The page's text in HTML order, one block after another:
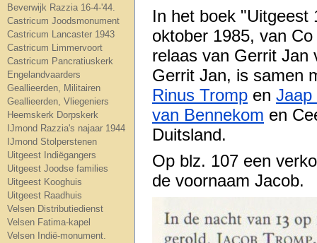
Beverwijk Razzia 16-4-'44.
Castricum Joodsmonument
Castricum Lancaster 1943
Castricum Limmervoort
Castricum Pancratiuskerk
Engelandvaarders
Geallieerden, Militairen
Geallieerden, Vliegeniers
Heemskerk Dorpskerk
IJmond Razzia's najaar 1944
IJmond Stolperstenen
Uitgeest Indiëgangers
Uitgeest Joodse families
Uitgeest Kooghuis
Uitgeest Raadhuis
Velsen Distributiedienst
Velsen Fatima-kapel
Velsen Indië-monument.
In het boek "Uitgeest
oktober 1985, van
relaas van Gerrit Jan
Gerrit Jan, is samen
Rinus Tromp en Jaap
van Bennekom en
Duitsland.
Op blz. 107 een
de voornaam Jacob.